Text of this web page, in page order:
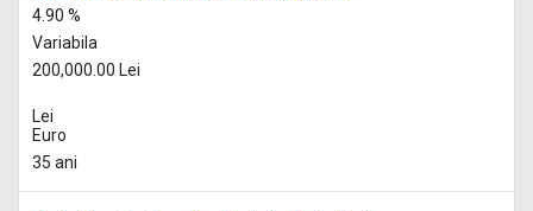
4.90 %
Variabila
200,000.00 Lei
Lei
Euro
35 ani